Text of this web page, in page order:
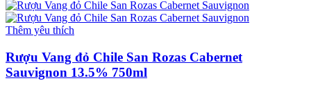
Thêm yêu thích
Rượu Vang đỏ Chile San Rozas Cabernet
Sauvignon 13.5% 750ml